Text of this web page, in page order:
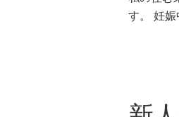
す。 妊